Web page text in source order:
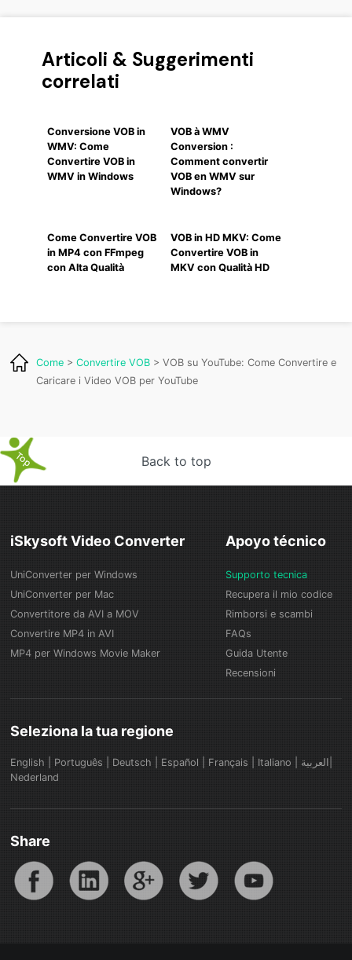
Articoli & Suggerimenti
correlati
Conversione VOB in
WMV: Come
Convertire VOB in
WMV in Windows
VOB à WMV
Conversion :
Comment convertir
VOB en WMV sur
Windows?
Come Convertire VOB
in MP4 con FFmpeg
con Alta Qualità
VOB in HD MKV: Come
Convertire VOB in
MKV con Qualità HD
Come >Convertire VOB > VOB su YouTube: Come Convertire e
Caricare i Video VOB per YouTube
Back to top
iSkysoft Video Converter
UniConverter per Windows
UniConverter per Mac
Convertitore da AVI a MOV
Convertire MP4 in AVI
MP4 per Windows Movie Maker
Apoyo técnico
Supporto tecnica
Recupera il mio codice
Rimborsi e scambi
FAQs
Guida Utente
Recensioni
Seleziona la tua regione
English Português Deutsch Español Français Italiano
Nederland
Share